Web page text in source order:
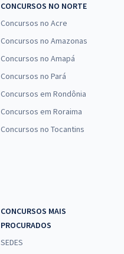
CONCURSOS NO NORTE
Concursos no Acre
Concursos no Amazonas
Concursos no Amapá
Concursos no Pará
Concursos em Rondônia
Concursos em Roraima
Concursos no Tocantins
CONCURSOS MAIS
PROCURADOS
SEDES